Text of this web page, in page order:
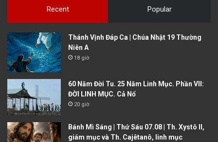
Recent Popular
Thánh Vịnh Đáp Ca | Chúa Nhật 19 Thường
Niên A
18 giờ
60 Năm Đời Tu. 25 Năm Linh Mục. Phần VII:
ĐỜI LINH MỤC. Cả Nổ
20 giờ
Bánh Mì Sáng | Thứ Sáu 07.08 | Th. Xystô II,
giám mục và Th. Cajêtanô, linh mục